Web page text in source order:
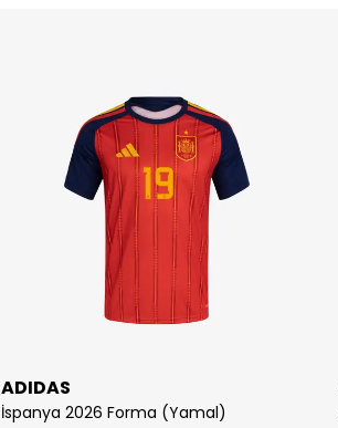
ADIDAS
İspanya 2026 Forma (Yamal)